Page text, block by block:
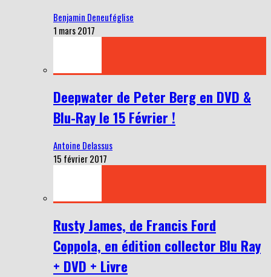
Benjamin Deneuféglise
1 mars 2017
Deepwater de Peter Berg en DVD &
Blu-Ray le 15 Février !
Antoine Delassus
15 février 2017
Rusty James, de Francis Ford
Coppola, en édition collector Blu Ray
+ DVD + Livre